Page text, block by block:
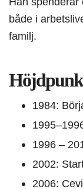
både i
familj.
1984:
1996 –
2002:
2006: